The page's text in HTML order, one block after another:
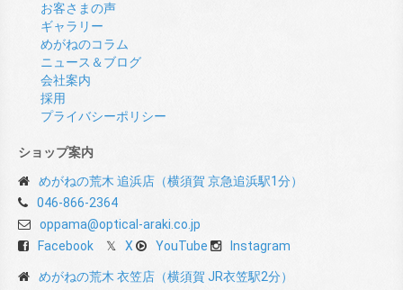
お客さまの声
ギャラリー
めがねのコラム
ニュース＆ブログ
会社案内
採用
プライバシーポリシー
ショップ案内
めがねの荒木 追浜店（横須賀 京急追浜駅1分）
046-866-2364
oppama@optical-araki.co.jp
Facebook
X YouTube Instagram
めがねの荒木 衣笠店（横須賀 JR衣笠駅2分）